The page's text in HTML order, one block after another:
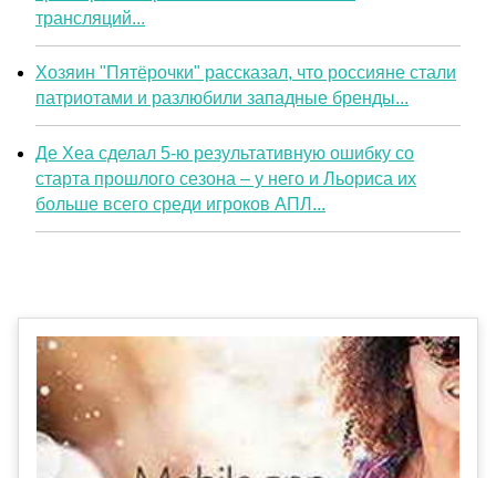
трансляций...
Хозяин "Пятёрочки" рассказал, что россияне стали
патриотами и разлюбили западные бренды...
Де Хеа сделал 5-ю результативную ошибку со
старта прошлого сезона – у него и Льориса их
больше всего среди игроков АПЛ...